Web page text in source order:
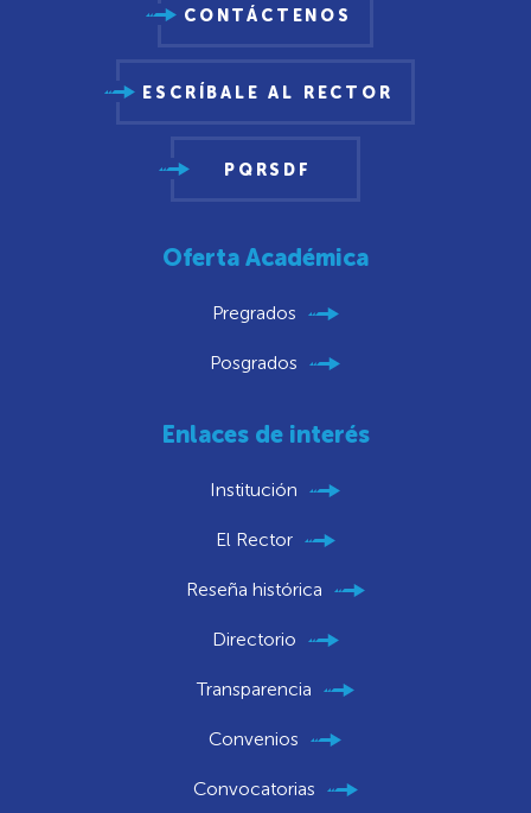
CONTÁCTENOS
ESCRÍBALE AL RECTOR
PQRSDF
Oferta Académica
Pregrados
Posgrados
Enlaces de interés
Institución
El Rector
Reseña histórica
Directorio
Transparencia
Convenios
Convocatorias